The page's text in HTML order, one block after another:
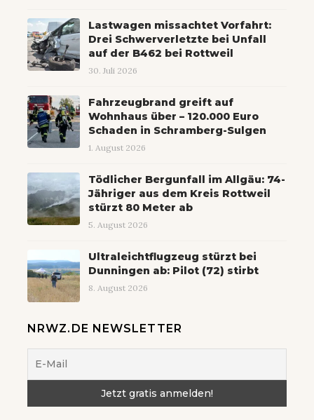
Lastwagen missachtet Vorfahrt:
Drei Schwerverletzte bei Unfall
auf der B462 bei Rottweil
30. Juli 2026
Fahrzeugbrand greift auf
Wohnhaus über – 120.000 Euro
Schaden in Schramberg-Sulgen
1. August 2026
Tödlicher Bergunfall im Allgäu: 74-
Jähriger aus dem Kreis Rottweil
stürzt 80 Meter ab
5. August 2026
Ultraleichtflugzeug stürzt bei
Dunningen ab: Pilot (72) stirbt
8. August 2026
NRWZ.DE NEWSLETTER